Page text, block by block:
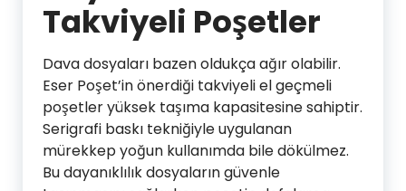
Takviyeli Poşetler
Dava dosyaları bazen oldukça ağır olabilir.
Eser Poşet’in önerdiği takviyeli el geçmeli
poşetler yüksek taşıma kapasitesine sahiptir.
Serigrafi baskı tekniğiyle uygulanan
mürekkep yoğun kullanımda bile dökülmez.
Bu dayanıklılık dosyaların güvenle